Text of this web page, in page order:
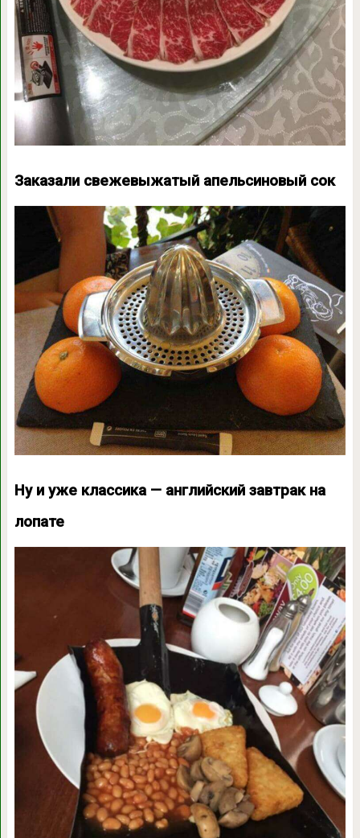
Заказали свежевыжатый апельсиновый сок
Ну и уже классика — английский завтрак на
лопате